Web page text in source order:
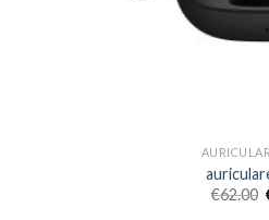
€62.00